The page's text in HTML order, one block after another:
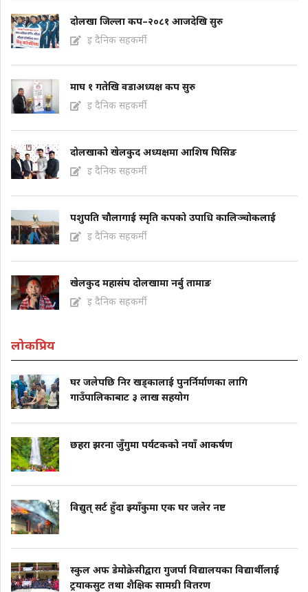
दोलखा जिल्ला कप–२०८१ आजदेखि सुरु
इ दैनिक सहकर्मी
माघ १ गतेखि वडाअध्यक्ष कप सुरु
इ दैनिक सहकर्मी
दोलखाको खेलकुद अध्यक्षमा आशिष घिसिङ
इ दैनिक सहकर्मी
पशुपति चौलागाई स्मृति कपको उपाधि कालिञ्चोकलाई
इ दैनिक सहकर्मी
खेलकुद महासंघ दोलखामा नर्बु तामाङ
इ दैनिक सहकर्मी
लोकप्रिय
घर जलेपछि निर खड्कालाई पुनर्निर्माणका लागि
गाउँपालिकाबाट ३ लाख सहयोग
छहरा झरना जुँगुमा पर्यटकको नयाँ आकर्षण
विद्युत् सर्ट हुँदा झ्याँकुमा एक घर जलेर नष्ट
स्कुल अफ डेमोक्रेसीद्वारा गुजर्पा विद्यालयका विद्यार्थीलाई
ट्रयाकसुट तथा शैक्षिक सामग्री वितरण